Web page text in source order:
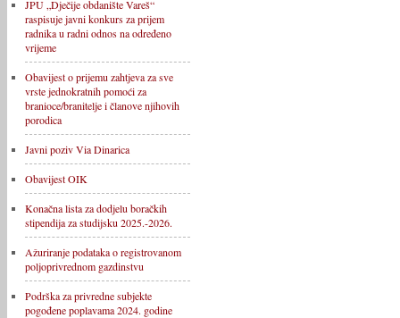
JPU „Dječije obdanište Vareš“
raspisuje javni konkurs za prijem
radnika u radni odnos na određeno
vrijeme
Obavijest o prijemu zahtjeva za sve
vrste jednokratnih pomoći za
branioce/branitelje i članove njihovih
porodica
Javni poziv Via Dinarica
Obavijest OIK
Konačna lista za dodjelu boračkih
stipendija za studijsku 2025.-2026.
Ažuriranje podataka o registrovanom
poljoprivrednom gazdinstvu
Podrška za privredne subjekte
pogođene poplavama 2024. godine